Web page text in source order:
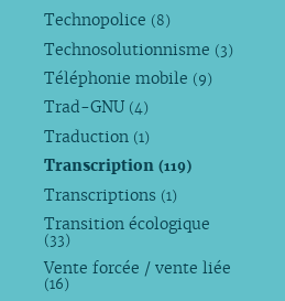
Technopolice (8)
Technosolutionnisme (3)
Téléphonie mobile (9)
Trad-GNU (4)
Traduction (1)
Transcription(119)
Transcriptions (1)
Transition écologique
(33)
Vente forcée / vente liée
(16)